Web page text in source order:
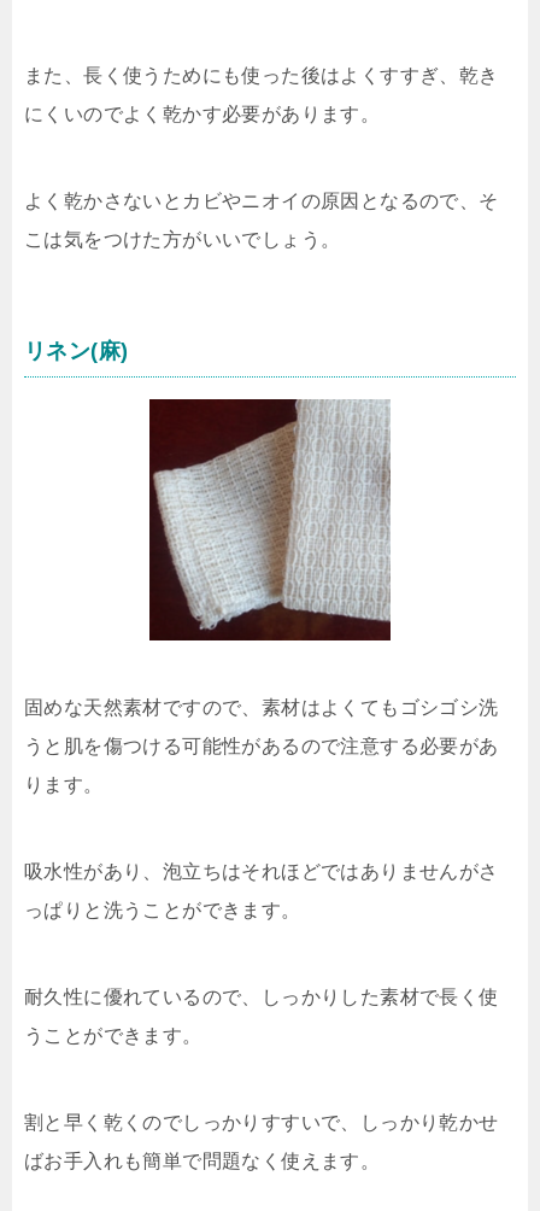
また、長く使うためにも使った後はよくすすぎ、乾き
にくいのでよく乾かす必要があります。
よく乾かさないとカビやニオイの原因となるので、そ
こは気をつけた方がいいでしょう。
リネン(麻)
固めな天然素材ですので、素材はよくてもゴシゴシ洗
うと肌を傷つける可能性があるので注意する必要があ
ります。
吸水性があり、泡立ちはそれほどではありませんがさ
っぱりと洗うことができます。
耐久性に優れているので、しっかりした素材で長く使
うことができます。
割と早く乾くのでしっかりすすいで、しっかり乾かせ
ばお手入れも簡単で問題なく使えます。